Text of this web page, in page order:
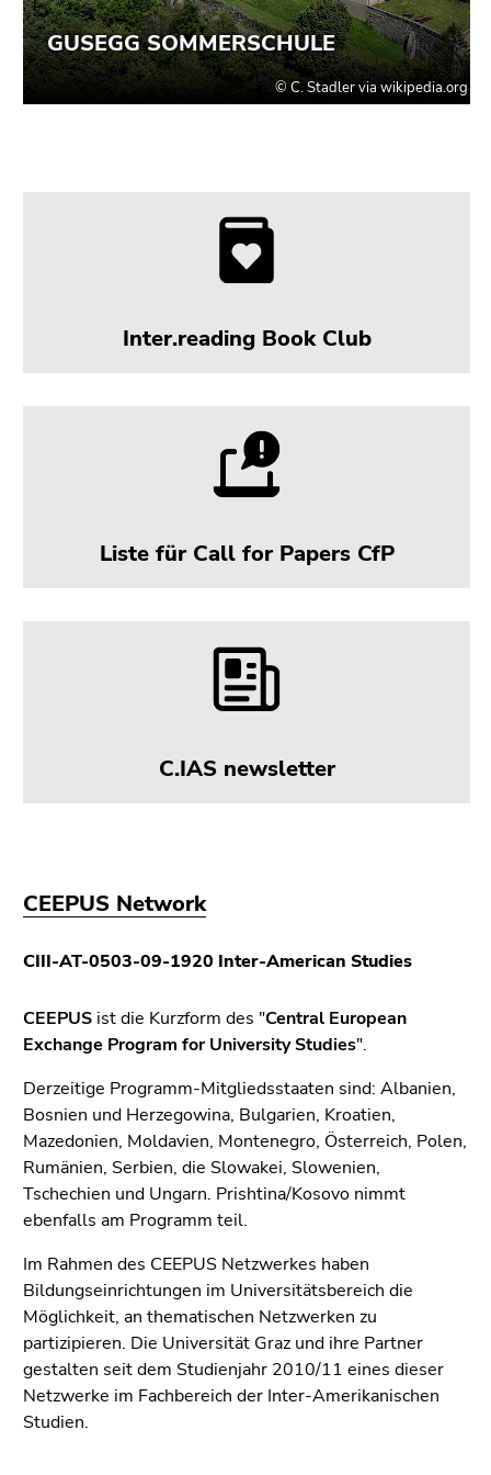
Inter.reading Book Club
Liste für Call for Papers CfP
C.IAS newsletter
CEEPUS Network
CIII-AT-0503-09-1920 Inter-American Studies
CEEPUS ist die Kurzform des "Central European
Exchange Program for University Studies".
Derzeitige Programm-Mitgliedsstaaten sind: Albanien,
Bosnien und Herzegowina, Bulgarien, Kroatien,
Mazedonien, Moldavien, Montenegro, Österreich, Polen,
Rumänien, Serbien, die Slowakei, Slowenien,
Tschechien und Ungarn. Prishtina/Kosovo nimmt
ebenfalls am Programm teil.
Im Rahmen des CEEPUS Netzwerkes haben
Bildungseinrichtungen im Universitätsbereich die
Möglichkeit, an thematischen Netzwerken zu
partizipieren. Die Universität Graz und ihre Partner
gestalten seit dem Studienjahr 2010/11 eines dieser
Netzwerke im Fachbereich der Inter-Amerikanischen
Studien.